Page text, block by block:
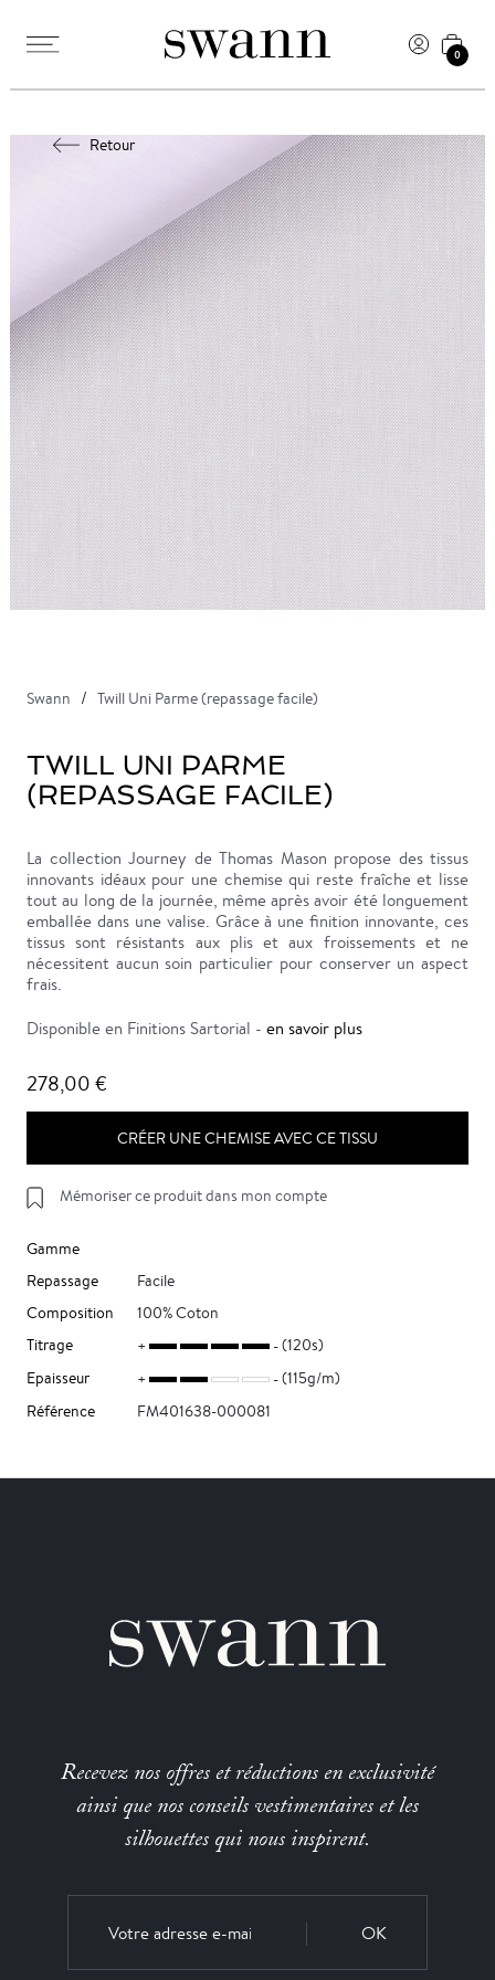
0
Retour
Swann Twill Uni Parme (repassage facile)
TWILL UNI PARME
(REPASSAGE FACILE)
La collection Journey de Thomas Mason propose des tissus
innovants idéaux pour une chemise qui reste fraîche et lisse
tout au long de la journée, même après avoir été longuement
emballée dans une valise. Grâce à une finition innovante, ces
tissus sont résistants aux plis et aux froissements et ne
nécessitent aucun soin particulier pour conserver un aspect
frais.
Disponible en Finitions Sartorial - en savoir plus
278,00 €
CRÉER UNE CHEMISE AVEC CE TISSU
Mémoriser ce produit dans mon compte
Gamme
Repassage
Facile
Composition
100% Coton
Titrage
(120s)
Epaisseur
(115g/m)
Référence
FM401638-000081
Recevez nos offres et réductions en exclusivité
ainsi que nos conseils vestimentaires et les
silhouettes qui nous inspirent.
OK